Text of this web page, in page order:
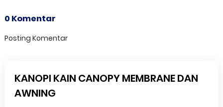
0 Komentar
Posting Komentar
KANOPI KAIN CANOPY MEMBRANE DAN
AWNING